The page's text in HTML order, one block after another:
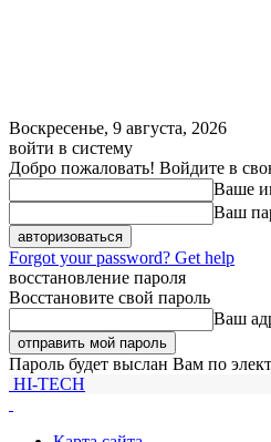
Воскресенье, 9 августа, 2026
войти в систему
Добро пожаловать! Войдите в
Ваше
Ваш
Forgot your password? Get help
восстановление пароля
Восстановите свой пароль
Ваш
Пароль будет выслан Вам по
HI-TECH